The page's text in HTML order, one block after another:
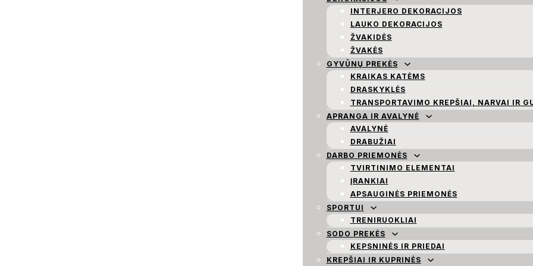
INTERJERO DEKORACIJOS
LAUKO DEKORACIJOS
ŽVAKIDĖS
ŽVAKĖS
GYVŪNŲ PREKĖS
KRAIKAS KATĖMS
DRASKYKLĖS
TRANSPORTAVIMO KREPŠIAI, NARVAI IR
APRANGA IR AVALYNĖ
AVALYNĖ
DRABUŽIAI
DARBO PRIEMONĖS
TVIRTINIMO ELEMENTAI
ĮRANKIAI
APSAUGINĖS PRIEMONĖS
SPORTUI
TRENIRUOKLIAI
SODO PREKĖS
KEPSNINĖS IR PRIEDAI
KREPŠIAI IR KUPRINĖS